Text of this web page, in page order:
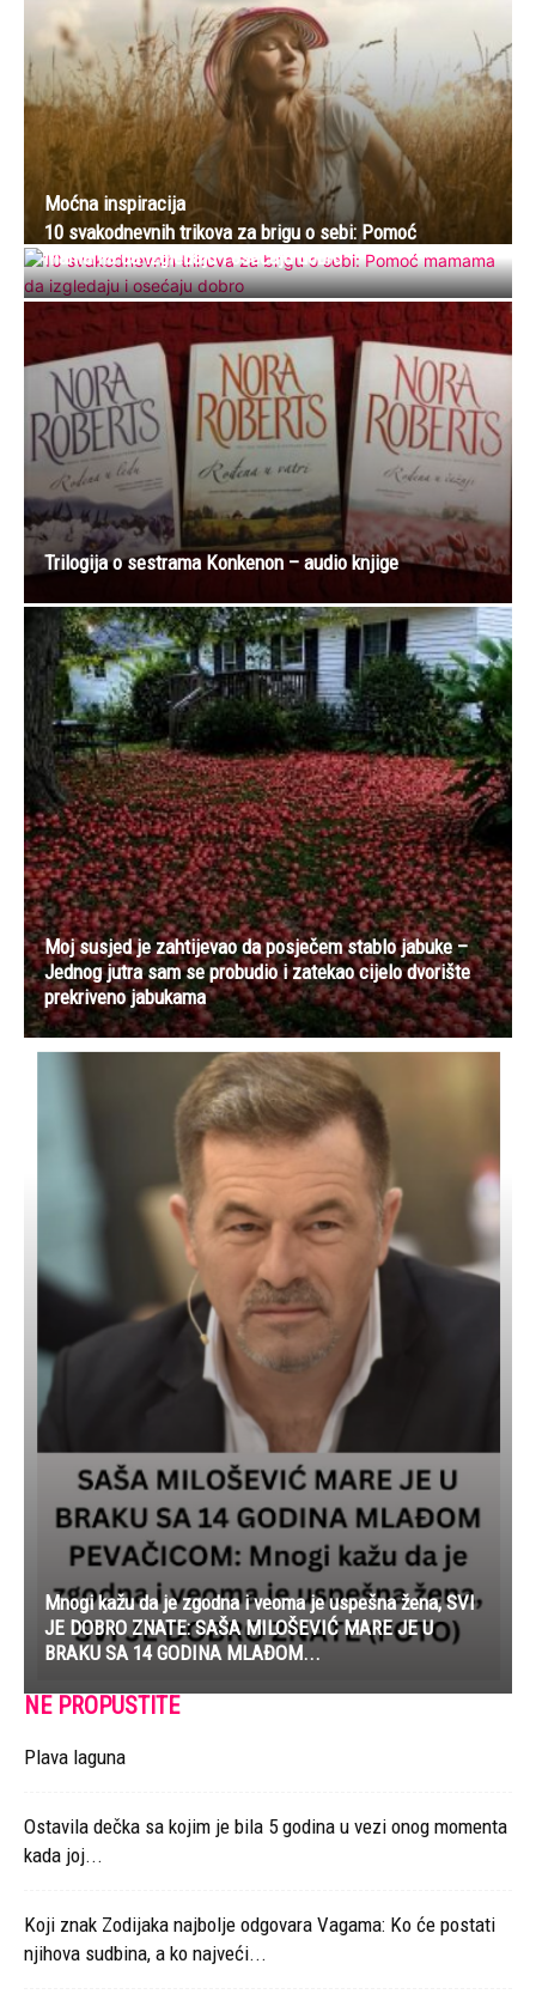
Moćna inspiracija
10 svakodnevnih trikova za brigu o sebi: Pomoć
mamama da izgledaju i osećaju dobro
Trilogija o sestrama Konkenon – audio knjige
Moj susjed je zahtijevao da posječem stablo jabuke –
Jednog jutra sam se probudio i zatekao cijelo dvorište
prekriveno jabukama
Mnogi kažu da je zgodna i veoma je uspešna žena, SVI
JE DOBRO ZNATE: SAŠA MILOŠEVIĆ MARE JE U
BRAKU SA 14 GODINA MLAĐOM...
NE PROPUSTITE
Plava laguna
Ostavila dečka sa kojim je bila 5 godina u vezi onog momenta
kada joj...
Koji znak Zodijaka najbolje odgovara Vagama: Ko će postati
njihova sudbina, a ko najveći...